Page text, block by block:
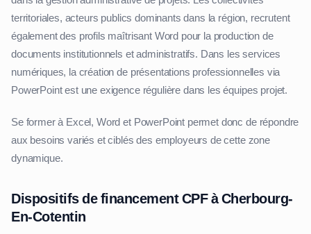
territoriales, acteurs publics dominants dans la région, recrutent
également des profils maîtrisant Word pour la production de
documents institutionnels et administratifs. Dans les services
numériques, la création de présentations professionnelles via
PowerPoint est une exigence régulière dans les équipes projet.
Se former à Excel, Word et PowerPoint permet donc de répondre
aux besoins variés et ciblés des employeurs de cette zone
dynamique.
Dispositifs de financement CPF à Cherbourg-
En-Cotentin